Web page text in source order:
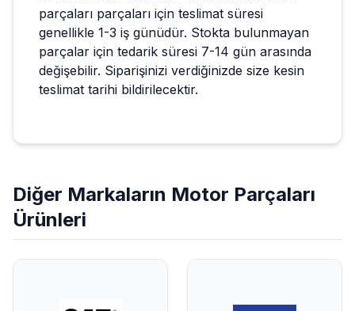
parçaları parçaları için teslimat süresi
genellikle 1-3 iş günüdür. Stokta bulunmayan
parçalar için tedarik süresi 7-14 gün arasında
değişebilir. Siparişinizi verdiğinizde size kesin
teslimat tarihi bildirilecektir.
Diğer Markaların Motor Parçaları
Ürünleri